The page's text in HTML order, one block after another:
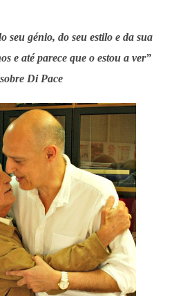
seu génio, do seu estilo e da sua
e até parece que o estou a ver”
Di Pace